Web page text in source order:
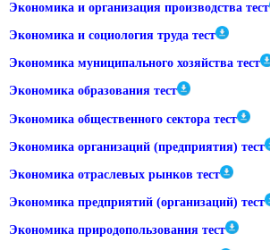
Экономика и организация производства тест
Экономика и социология труда тест
Экономика муниципального хозяйства тест
Экономика образования тест
Экономика общественного сектора тест
Экономика организаций (предприятия) тест
Экономика отраслевых рынков тест
Экономика предприятий (организаций) тест
Экономика природопользования тест